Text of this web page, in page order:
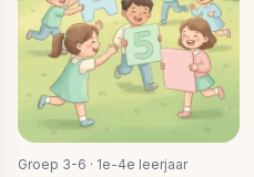
Groep 3-6 · 1e-4e leerjaar